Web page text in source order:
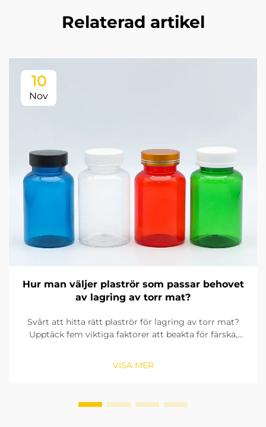
Relaterad artikel
10
Nov
Hur man väljer plaströr som passar behovet
av lagring av torr mat?
Svårt att hitta rätt plaströr för lagring av torr mat?
Upptäck fem viktiga faktorer att beakta för färska,
VISA MER